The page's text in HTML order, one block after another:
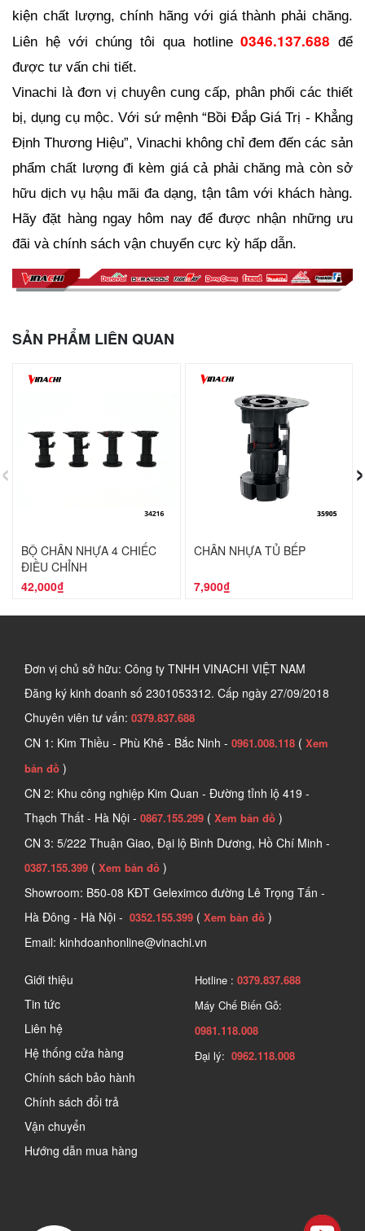
kiện chất lượng, chính hãng với giá thành phải chăng.
Liên hệ với chúng tôi qua hotline 0346.137.688 để
được tư vấn chi tiết.
Vinachi là đơn vị chuyên cung cấp, phân phối các thiết
bị, dụng cụ mộc. Với sứ mệnh “Bồi Đắp Giá Trị - Khẳng
Định Thương Hiệu”, Vinachi không chỉ đem đến các sản
phẩm chất lượng đi kèm giá cả phải chăng mà còn sở
hữu dịch vụ hậu mãi đa dạng, tận tâm với khách hàng.
Hãy đặt hàng ngay hôm nay để được nhận những ưu
đãi và chính sách vận chuyển cực kỳ hấp dẫn.
SẢN PHẨM LIÊN QUAN
BỘ CHÂN NHỰA 4 CHIẾC
ĐIỀU CHỈNH
42,000₫
CHÂN NHỰA TỦ BẾP
7,900₫
‹ ›
Đơn vị chủ sở hữu: Công ty TNHH VINACHI VIỆT NAM
Đăng ký kinh doanh số 2301053312. Cấp ngày 27/09/2018
Chuyên viên tư vấn: 0379.837.688
CN 1: Kim Thiều - Phù Khê - Bắc Ninh - 0961.008.118 ( Xem
bản đồ )
CN 2: Khu công nghiệp Kim Quan - Đường tỉnh lộ 419 -
Thạch Thất - Hà Nội - 0867.155.299 ( Xem bản đồ )
CN 3: 5/222 Thuận Giao, Đại lộ Bình Dương, Hồ Chí Minh -
0387.155.399 ( Xem bản đồ )
Showroom: B50-08 KĐT Geleximco đường Lê Trọng Tấn -
Hà Đông - Hà Nội - 0352.155.399 ( Xem bản đồ )
Email: kinhdoanhonline@vinachi.vn
Giới thiệu
Tin tức
Liên hệ
Hệ thống cửa hàng
Chính sách bảo hành
Chính sách đổi trả
Vận chuyển
Hướng dẫn mua hàng
Hotline : 0379.837.688
Máy Chế Biến Gỗ:
0981.118.008
Đại lý: 0962.118.008